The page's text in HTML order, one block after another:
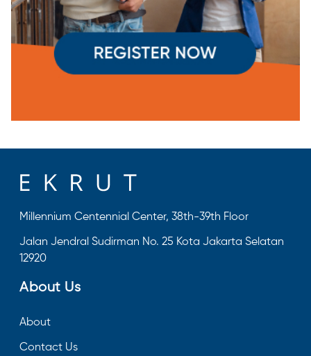
Millennium Centennial Center, 38th-39th Floor
Jalan Jendral Sudirman No. 25 Kota Jakarta Selatan
12920
About Us
About
Contact Us